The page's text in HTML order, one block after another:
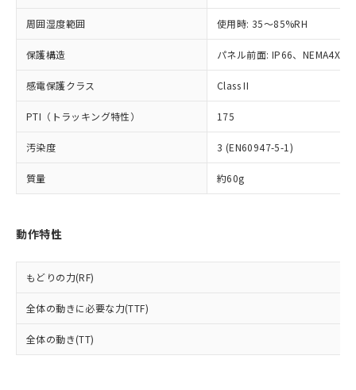
周囲湿度範囲 使用時: 35～85%RH
保護構造 パネル前面: IP66、NEMA4X,
感電保護クラス Class II
PTI（トラッキング特性） 175
汚染度 3 (EN60947-5-1)
質量 約60g
動作特性
もどりの力(RF)
全体の動きに必要な力(TTF)
全体の動き(TT)
示しないようお願いします。
マイパーツ機能（部品リスト作成サー
ビス）をご利用いただくには、I-Web
メンバーズにご登録されている必要が
あります。
お客様が当ウェブサイト上で当社にご
登録された部品リストについて、当社
および当社の共同利用者が、当社の製
品・サービスに関するお客様との取
部品在庫の切り替え状況などにより、予定
※3 非含有証明書ダウンロード
下記の非含有証明書をダウンロードするこ
EU RoHS指令（10物質）の非含有証明書
ものではありません。
また、RoHS指令のフタル酸エステル類４
荷製品に未対応品が混在することから備考
既に当社にて対応品への在庫切替を完了
準値以下であることを示します。
「10」：通常の使用状況下において有害物
及ぼさない年数を意味します。
「－」：未確認です。当社販売部門へお問
該第三者に通知します。また当社は、
販売先および販売に係わる関係者が違
法に輸出するおそれがある場合は、取
キャンセル
受注生産機種、また在庫状況の
情報を公開していない機種